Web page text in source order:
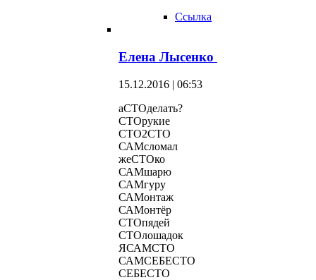
Ссылка
Елена Лысенко
15.12.2016 | 06:53
аСТОделать?
СТОрукие
СТО2СТО
САМсломал
жеСТОко
САМшарю
САМгуру
САМонтаж
САМонтёр
СТОпядей
СТОлошадок
ЯСАМСТО
САМСЕБЕСТО
СЕБЕСТО